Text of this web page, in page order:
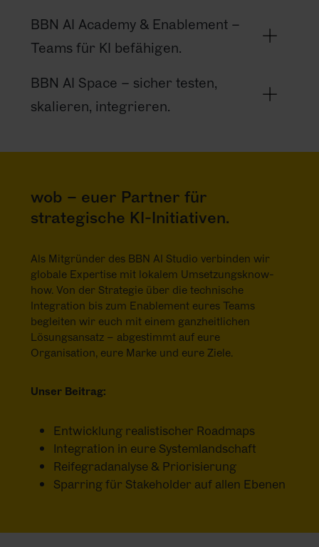
BBN AI Academy & Enablement –
Teams für KI befähigen.
BBN AI Space – sicher testen,
skalieren, integrieren.
wob – euer Partner für
strategische KI-Initiativen.
Als Mitgründer des BBN AI Studio verbinden wir
globale Expertise mit lokalem Umsetzungsknow-
how. Von der Strategie über die technische
Integration bis zum Enablement eures Teams
begleiten wir euch mit einem ganzheitlichen
Lösungsansatz – abgestimmt auf eure
Organisation, eure Marke und eure Ziele.
Unser Beitrag:
Entwicklung realistischer Roadmaps
Integration in eure Systemlandschaft
Reifegradanalyse & Priorisierung
Sparring für Stakeholder auf allen Ebenen